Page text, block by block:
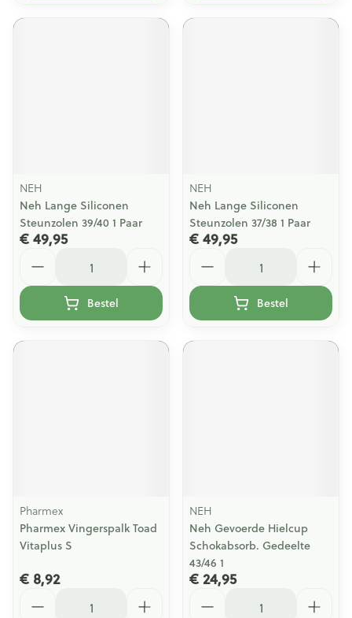
NEH
Neh Lange Siliconen
Steunzolen 39/40 1 Paar
€ 49,95
Bestel
NEH
Neh Lange Siliconen
Steunzolen 37/38 1 Paar
€ 49,95
Bestel
Pharmex
Pharmex Vingerspalk Toad
Vitaplus S
€ 8,92
NEH
Neh Gevoerde Hielcup
Schokabsorb. Gedeelte
43/46 1
€ 24,95